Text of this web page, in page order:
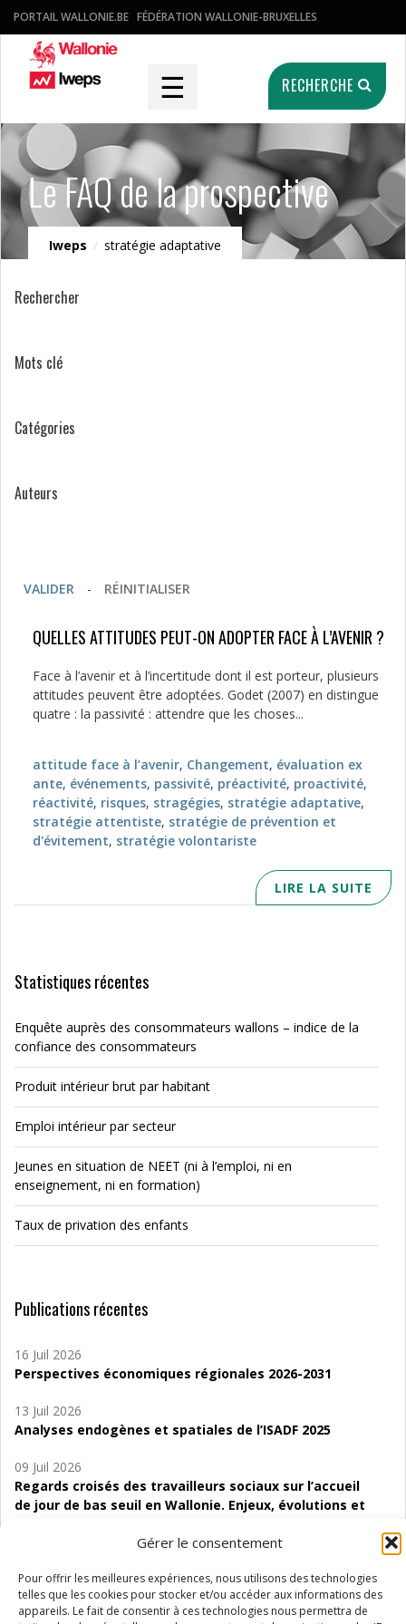
Gérer le consentement
Pour offrir les meilleures expériences, nous utilisons des technologies
telles que les cookies pour stocker et/ou accéder aux informations des
appareils. Le fait de consentir à ces technologies nous permettra de
PORTAIL WALLONIE.BE FÉDÉRATION WALLONIE-BRUXELLES
☰ RECHERCHE
Le FAQ de la prospective
Iweps / stratégie adaptative
Rechercher
Mots clé
Catégories
Auteurs
VALIDER - RÉINITIALISER
QUELLES ATTITUDES PEUT-ON ADOPTER FACE À L’AVENIR ?
Face à l’avenir et à l’incertitude dont il est porteur, plusieurs
attitudes peuvent être adoptées. Godet (2007) en distingue
quatre : la passivité : attendre que les choses...
attitude face à l’avenir, Changement, évaluation ex
ante, événements, passivité, préactivité, proactivité,
réactivité, risques, stragégies, stratégie adaptative,
stratégie attentiste, stratégie de prévention et
d'évitement, stratégie volontariste
LIRE LA SUITE
Statistiques récentes
Enquête auprès des consommateurs wallons – indice de la
confiance des consommateurs
Produit intérieur brut par habitant
Emploi intérieur par secteur
Jeunes en situation de NEET (ni à l’emploi, ni en
enseignement, ni en formation)
Taux de privation des enfants
Publications récentes
16 Juil 2026
Perspectives économiques régionales 2026-2031
13 Juil 2026
Analyses endogènes et spatiales de l’ISADF 2025
09 Juil 2026
Regards croisés des travailleurs sociaux sur l’accueil
de jour de bas seuil en Wallonie. Enjeux, évolutions et
Étude d’évaluabilité des Structures
d’accompagnement à l’autocréation d’emploi (SAACE)